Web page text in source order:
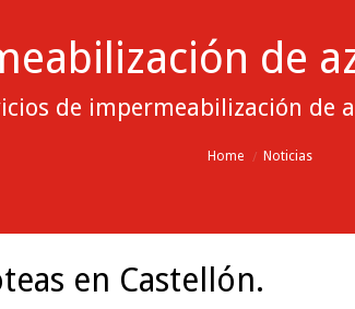
de
de impermeabilización de
Home Noticias
en Castellón.